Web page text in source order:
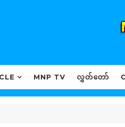
MNP TV လွှတ်တော်